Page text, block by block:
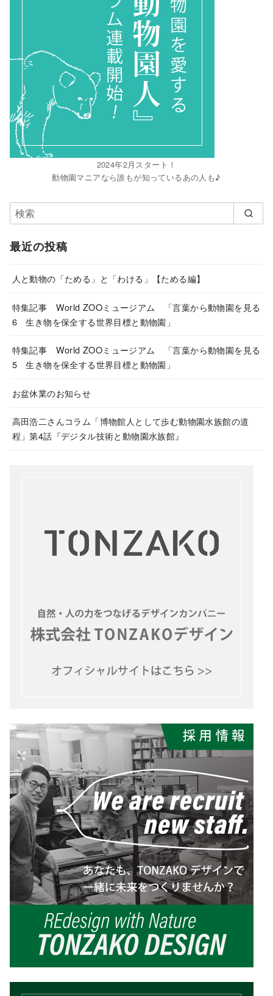
2024年2月スタート！
動物園マニアなら誰もが知っているあの人も♪
最近の投稿
人と動物の「ためる」と「わける」【ためる編】
特集記事 World ZOOミュージアム 「言葉から動物園を見る
6 生き物を保全する世界目標と動物園」
特集記事 World ZOOミュージアム 「言葉から動物園を見る
5 生き物を保全する世界目標と動物園」
お盆休業のお知らせ
高田浩二さんコラム「博物館人として歩む動物園水族館の道
程」第4話『デジタル技術と動物園水族館』